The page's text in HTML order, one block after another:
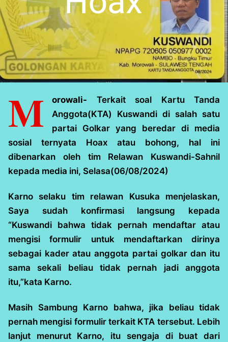
M orowali- Terkait soal Kartu Tanda
Anggota(KTA) Kuswandi di salah satu
partai Golkar yang beredar di media
sosial ternyata Hoax atau bohong, hal ini
dibenarkan oleh tim Relawan Kuswandi-Sahnil
kepada media ini, Selasa(06/08/2024)
Karno selaku tim relawan Kusuka menjelaskan,
Saya sudah konfirmasi langsung kepada
“Kuswandi bahwa tidak pernah mendaftar atau
mengisi formulir untuk mendaftarkan dirinya
sebagai kader atau anggota partai golkar dan itu
sama sekali beliau tidak pernah jadi anggota
itu,”kata Karno.
Masih Sambung Karno bahwa, jika beliau tidak
pernah mengisi formulir terkait KTA tersebut. Lebih
lanjut menurut Karno, itu sengaja di buat dari